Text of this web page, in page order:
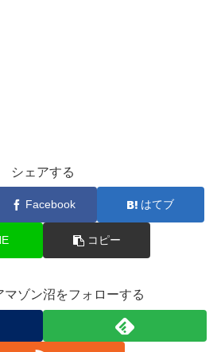
シェアする
Facebook はてブ
コピー
マゾン沼をフォローする